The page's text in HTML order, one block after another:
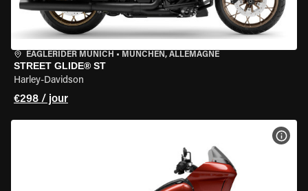
EAGLERIDER MUNICH • MÜNCHEN, ALLEMAGNE
STREET GLIDE® ST
Harley-Davidson
€298 / jour